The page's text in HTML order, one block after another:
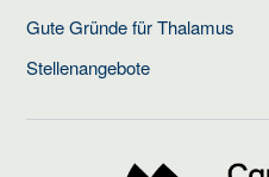
Gute Gründe für Thalamus
Stellenangebote